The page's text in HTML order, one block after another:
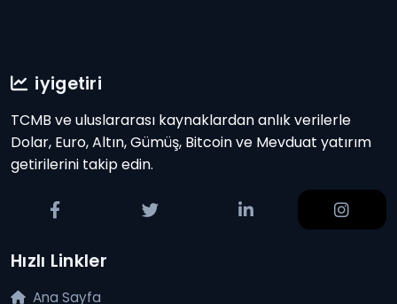
iyigetiri
TCMB ve uluslararası kaynaklardan anlık verilerle
Dolar, Euro, Altın, Gümüş, Bitcoin ve Mevduat yatırım
getirilerini takip edin.
Hızlı Linkler
Ana Sayfa